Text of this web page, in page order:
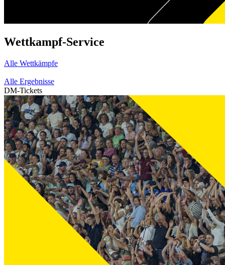
Wettkampf-Service
Alle Wettkämpfe
Alle Ergebnisse
DM-Tickets